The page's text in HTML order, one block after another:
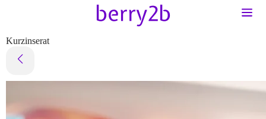
Kurzinserat